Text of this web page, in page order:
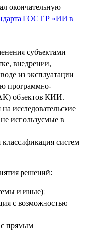
окончательную
ГОСТ Р «ИИ в
субъектами
внедрении,
из эксплуатации
программно-
объектов КИИ.
исследовательские
используемые в
систем
решений:
и иные);
с возможностью
прямым